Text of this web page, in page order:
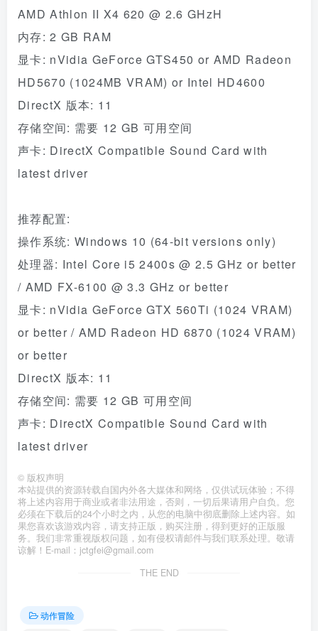
AMD Athlon II X4 620 @ 2.6 GHzH
内存: 2 GB RAM
显卡: nVidia GeForce GTS450 or AMD Radeon
HD5670 (1024MB VRAM) or Intel HD4600
DirectX 版本: 11
存储空间: 需要 12 GB 可用空间
声卡: DirectX Compatible Sound Card with
latest driver
推荐配置:
操作系统: Windows 10 (64-bit versions only)
处理器: Intel Core i5 2400s @ 2.5 GHz or better
/ AMD FX-6100 @ 3.3 GHz or better
显卡: nVidia GeForce GTX 560Ti (1024 VRAM)
or better / AMD Radeon HD 6870 (1024 VRAM)
or better
DirectX 版本: 11
存储空间: 需要 12 GB 可用空间
声卡: DirectX Compatible Sound Card with
latest driver
© 版权声明
本站提供的资源转载自国内外各大媒体和网络，仅供试玩体验；不得
将上述内容用于商业或者非法用途，否则，一切后果请用户自负。您
必须在下载后的24个小时之内，从您的电脑中彻底删除上述内容。如
果您喜欢该游戏内容，请支持正版，购买注册，得到更好的正版服
务。我们非常重视版权问题，如有侵权请邮件与我们联系处理。敬请
谅解！E-mail：jctgfei@gmail.com
THE END
动作冒险